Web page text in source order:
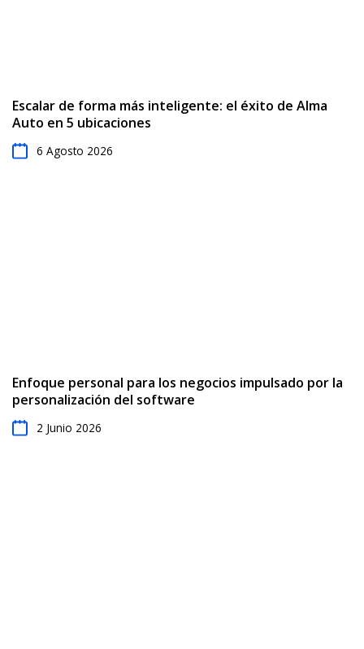
Escalar de forma más inteligente: el éxito de Alma
Auto en 5 ubicaciones
6 Agosto 2026
Enfoque personal para los negocios impulsado por la
personalización del software
2 Junio 2026